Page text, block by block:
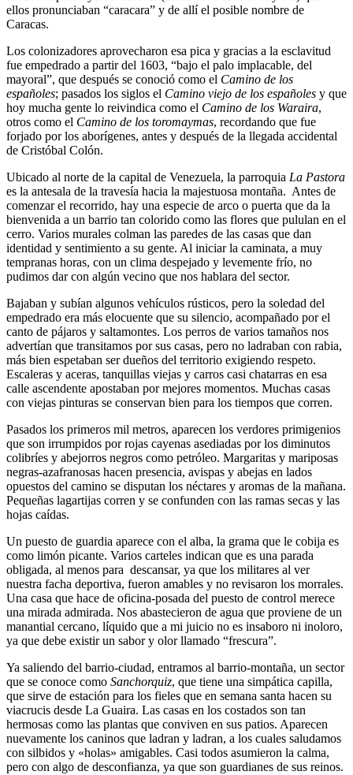
ellos pronunciaban “caracara” y de allí el posible nombre de
Caracas.
Los colonizadores aprovecharon esa pica y gracias a la esclavitud
fue empedrado a partir del 1603, “bajo el palo implacable, del
mayoral”, que después se conoció como el Camino de los
españoles; pasados los siglos el Camino viejo de los españoles y que
hoy mucha gente lo reivindica como el Camino de los Waraira,
otros como el Camino de los toromaymas, recordando que fue
forjado por los aborígenes, antes y después de la llegada accidental
de Cristóbal Colón.
Ubicado al norte de la capital de Venezuela, la parroquia La Pastora
es la antesala de la travesía hacia la majestuosa montaña. Antes de
comenzar el recorrido, hay una especie de arco o puerta que da la
bienvenida a un barrio tan colorido como las flores que pululan en el
cerro. Varios murales colman las paredes de las casas que dan
identidad y sentimiento a su gente. Al iniciar la caminata, a muy
tempranas horas, con un clima despejado y levemente frío, no
pudimos dar con algún vecino que nos hablara del sector.
Bajaban y subían algunos vehículos rústicos, pero la soledad del
empedrado era más elocuente que su silencio, acompañado por el
canto de pájaros y saltamontes. Los perros de varios tamaños nos
advertían que transitamos por sus casas, pero no ladraban con rabia,
más bien espetaban ser dueños del territorio exigiendo respeto.
Escaleras y aceras, tanquillas viejas y carros casi chatarras en esa
calle ascendente apostaban por mejores momentos. Muchas casas
con viejas pinturas se conservan bien para los tiempos que corren.
Pasados los primeros mil metros, aparecen los verdores primigenios
que son irrumpidos por rojas cayenas asediadas por los diminutos
colibríes y abejorros negros como petróleo. Margaritas y mariposas
negras-azafranosas hacen presencia, avispas y abejas en lados
opuestos del camino se disputan los néctares y aromas de la mañana.
Pequeñas lagartijas corren y se confunden con las ramas secas y las
hojas caídas.
Un puesto de guardia aparece con el alba, la grama que le cobija es
como limón picante. Varios carteles indican que es una parada
obligada, al menos para descansar, ya que los militares al ver
nuestra facha deportiva, fueron amables y no revisaron los morrales.
Una casa que hace de oficina-posada del puesto de control merece
una mirada admirada. Nos abastecieron de agua que proviene de un
manantial cercano, líquido que a mi juicio no es insaboro ni inoloro,
ya que debe existir un sabor y olor llamado “frescura”.
Ya saliendo del barrio-ciudad, entramos al barrio-montaña, un sector
que se conoce como Sanchorquiz, que tiene una simpática capilla,
que sirve de estación para los fieles que en semana santa hacen su
viacrucis desde La Guaira. Las casas en los costados son tan
hermosas como las plantas que conviven en sus patios. Aparecen
nuevamente los caninos que ladran y ladran, a los cuales saludamos
con silbidos y «holas» amigables. Casi todos asumieron la calma,
pero con algo de desconfianza, ya que son guardianes de sus reinos.